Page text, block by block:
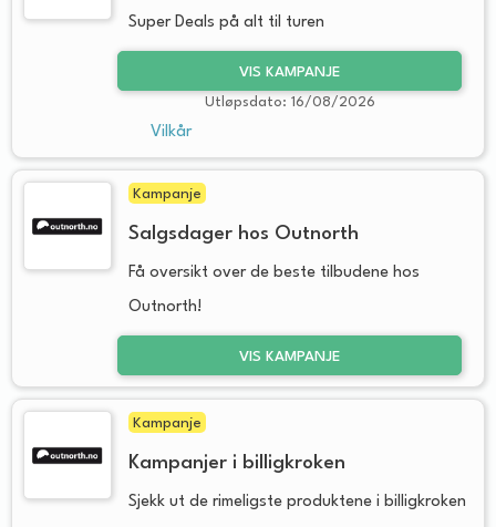
Super Deals på alt til turen
VIS KAMPANJE
Utløpsdato: 16/08/2026
Vilkår
Kampanje
Salgsdager hos Outnorth
Få oversikt over de beste tilbudene hos
Outnorth!
VIS KAMPANJE
Kampanje
Kampanjer i billigkroken
Sjekk ut de rimeligste produktene i billigkroken